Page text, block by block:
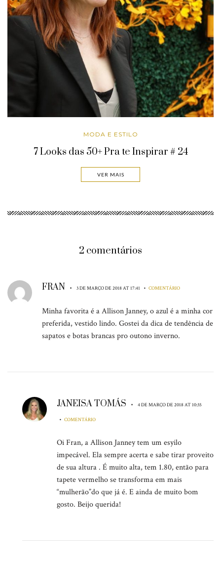
MODA E ESTILO
7 Looks das 50+ Pra te Inspirar # 24
VER MAIS
2 comentários
FRAN • 3 DE MARÇO DE 2018 AT 17:41 • COMENTÁRIO
Minha favorita é a Allison Janney, o azul é a minha cor
preferida, vestido lindo. Gostei da dica de tendência de
sapatos e botas brancas pro outono inverno.
JANEISA TOMÁS • 4 DE MARÇO DE 2018 AT 10:35
• COMENTÁRIO
Oi Fran, a Allison Janney tem um esyilo
impecável. Ela sempre acerta e sabe tirar proveito
de sua altura . É muito alta, tem 1.80, então para
tapete vermelho se transforma em mais
“mulherão”do que já é. E ainda de muito bom
gosto. Beijo querida!